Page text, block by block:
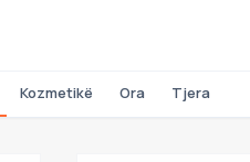
Kozmetikë Ora Tjera